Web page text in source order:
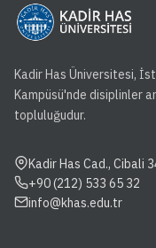
Kadir Has Üniversitesi,
Kampüsü'nde disiplinler
topluluğudur.
Kadir Has Cad., Cibali
+90 (212) 533 65 32
info@khas.edu.tr